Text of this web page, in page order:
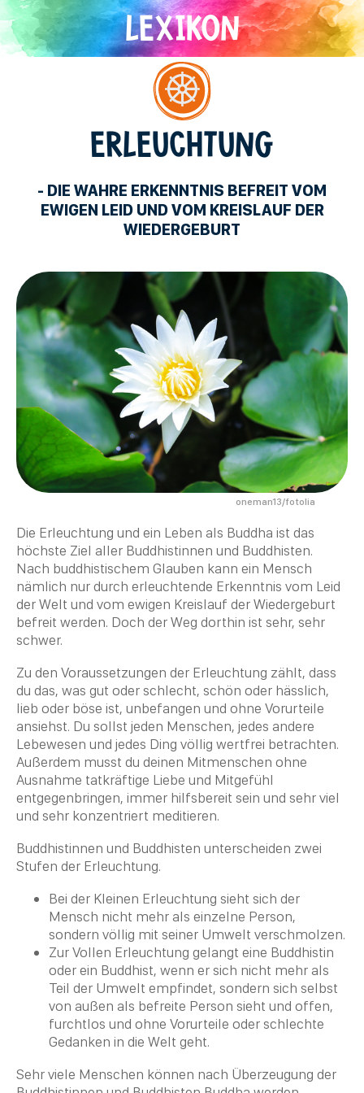
Direkt
zum
Inhalt
ERLEUCHTUNG
- DIE WAHRE ERKENNTNIS BEFREIT VOM
EWIGEN LEID UND VOM KREISLAUF DER
WIEDERGEBURT
oneman13/fotolia
Die Erleuchtung und ein Leben als Buddha ist das
höchste Ziel aller Buddhistinnen und Buddhisten.
Nach buddhistischem Glauben kann ein Mensch
nämlich nur durch erleuchtende Erkenntnis vom Leid
der Welt und vom ewigen Kreislauf der Wiedergeburt
befreit werden. Doch der Weg dorthin ist sehr, sehr
schwer.
Zu den Voraussetzungen der Erleuchtung zählt, dass
du das, was gut oder schlecht, schön oder hässlich,
lieb oder böse ist, unbefangen und ohne Vorurteile
ansiehst. Du sollst jeden Menschen, jedes andere
Lebewesen und jedes Ding völlig wertfrei betrachten.
Außerdem musst du deinen Mitmenschen ohne
Ausnahme tatkräftige Liebe und Mitgefühl
entgegenbringen, immer hilfsbereit sein und sehr viel
und sehr konzentriert meditieren.
Buddhistinnen und Buddhisten unterscheiden zwei
Stufen der Erleuchtung.
Bei der Kleinen Erleuchtung sieht sich der
Mensch nicht mehr als einzelne Person,
sondern völlig mit seiner Umwelt verschmolzen.
Zur Vollen Erleuchtung gelangt eine Buddhistin
oder ein Buddhist, wenn er sich nicht mehr als
Teil der Umwelt empfindet, sondern sich selbst
von außen als befreite Person sieht und offen,
furchtlos und ohne Vorurteile oder schlechte
Gedanken in die Welt geht.
Sehr viele Menschen können nach Überzeugung der